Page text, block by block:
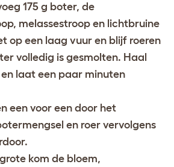
175 g boter, de
melassestroop en lichtbruine
op een laag vuur en blijf roeren
volledig is gesmolten. Haal
laat een paar minuten
een voor een door het
en roer vervolgens
kom de bloem,